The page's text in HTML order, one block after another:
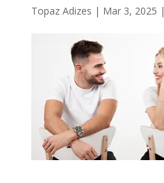
Topaz Adizes | Mar 3, 2025 |